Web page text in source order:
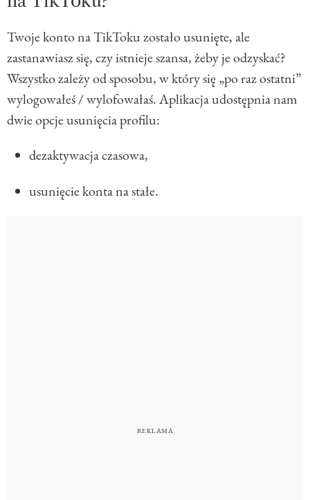
Twoje konto na TikToku zostało usunięte, ale
zastanawiasz się, czy istnieje szansa, żeby je odzyskać?
Wszystko zależy od sposobu, w który się „po raz ostatni”
wylogowałeś / wylofowałaś. Aplikacja udostępnia nam
dwie opcje usunięcia profilu:
dezaktywacja czasowa,
usunięcie konta na stałe.